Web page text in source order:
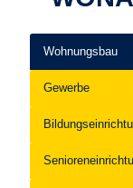
Wohnungsbau
Gewerbe